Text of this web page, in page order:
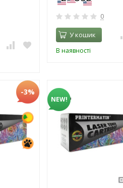
0
У кошик
В наявності
-3%
NEW!